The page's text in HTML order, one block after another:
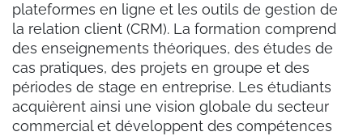
plateformes en ligne et les outils de gestion de
la relation client (CRM). La formation comprend
des enseignements théoriques, des études de
cas pratiques, des projets en groupe et des
périodes de stage en entreprise. Les étudiants
acquièrent ainsi une vision globale du secteur
commercial et développent des compétences